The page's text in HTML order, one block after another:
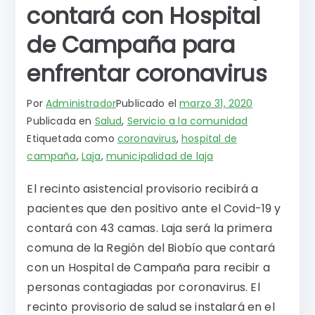
contará con Hospital
de Campaña para
enfrentar coronavirus
PorAdministradorPublicado elmarzo 31, 2020
Publicada en Salud, Servicio a la comunidad
Etiquetada como coronavirus,hospital de
campaña, Laja, municipalidad de laja
El recinto asistencial provisorio recibirá a
pacientes que den positivo ante el Covid-19 y
contará con 43 camas. Laja será la primera
comuna de la Región del Biobío que contará
con un Hospital de Campaña para recibir a
personas contagiadas por coronavirus. El
recinto provisorio de salud se instalará en el